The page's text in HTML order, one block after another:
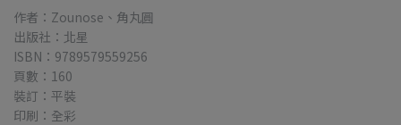
作者：Zounose、角丸圓
出版社：北星
ISBN：9789579559256
頁數：160
裝訂：平裝
印刷：全彩